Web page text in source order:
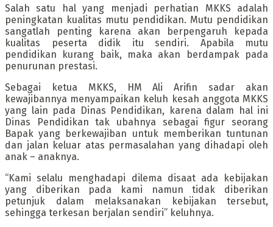
Salah satu hal yang menjadi perhatian MKKS adalah
peningkatan kualitas mutu pendidikan. Mutu pendidikan
sangatlah penting karena akan berpengaruh kepada
kualitas peserta didik itu sendiri. Apabila mutu
pendidikan kurang baik, maka akan berdampak pada
penurunan prestasi.
Sebagai ketua MKKS, HM Ali Arifin sadar akan
kewajibannya menyampaikan keluh kesah anggota MKKS
yang lain pada Dinas Pendidikan, karena dalam hal ini
Dinas Pendidikan tak ubahnya sebagai figur seorang
Bapak yang berkewajiban untuk memberikan tuntunan
dan jalan keluar atas permasalahan yang dihadapi oleh
anak – anaknya.
“Kami selalu menghadapi dilema disaat ada kebijakan
yang diberikan pada kami namun tidak diberikan
petunjuk dalam melaksanakan kebijakan tersebut,
sehingga terkesan berjalan sendiri” keluhnya.